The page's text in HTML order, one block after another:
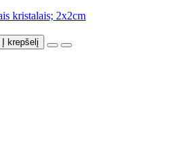
kristalais; 2x2cm
Į krepšelį